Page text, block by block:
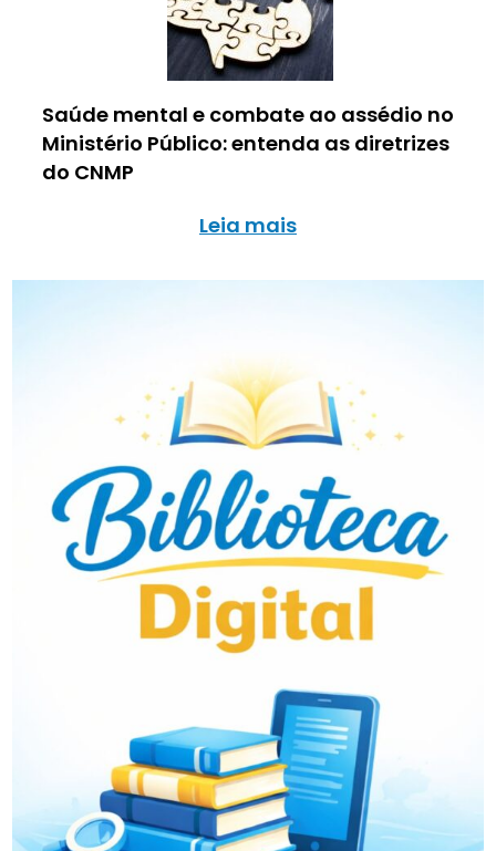
Saúde mental e combate ao assédio no
Ministério Público: entenda as diretrizes
do CNMP
Leia mais